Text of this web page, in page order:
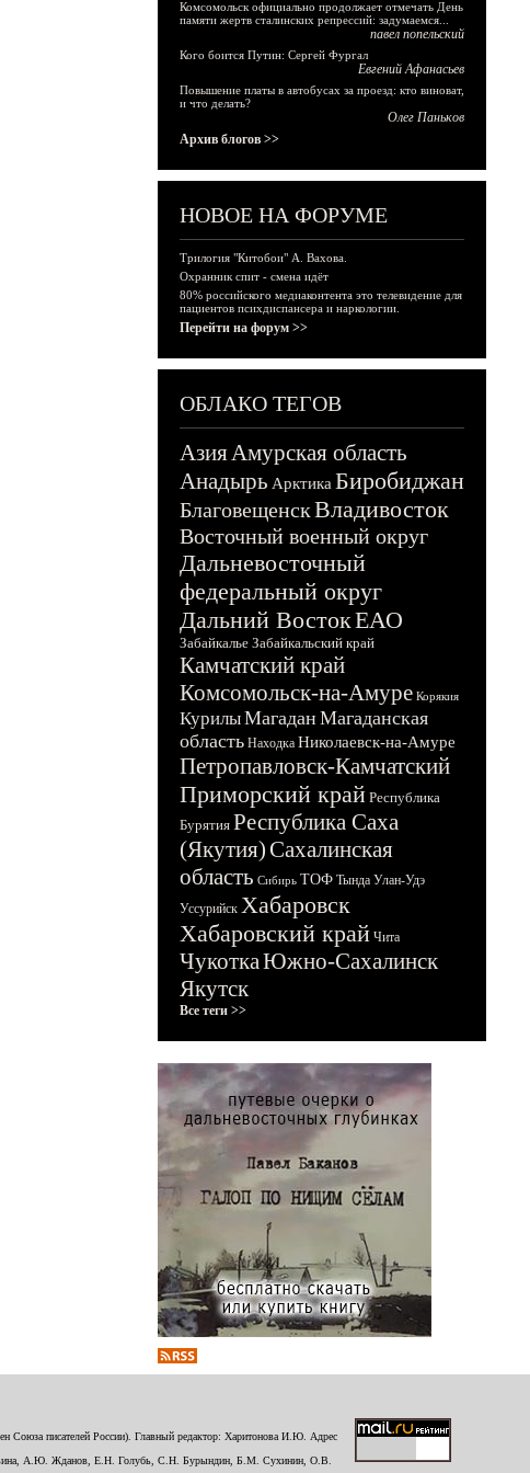
Комсомольск официально продолжает отмечать День
памяти жертв сталинских репрессий: задумаемся...
павел попельский
Кого боится Путин: Сергей Фургал
Евгений Афанасьев
Повышение платы в автобусах за проезд: кто виноват,
и что делать?
Олег Паньков
Архив блогов >>
НОВОЕ НА ФОРУМЕ
Трилогия "Китобои" А. Вахова.
Охранник спит - смена идёт
80% российского медиаконтента это телевидение для
пациентов психдиспансера и наркологии.
Перейти на форум >>
ОБЛАКО ТЕГОВ
АзияАмурская область
Анадырь Арктика Биробиджан
БлаговещенскВладивосток
Восточный военный округ
Дальневосточный
федеральный округ
Дальний ВостокЕАО
Забайкалье Забайкальский край
Камчатский край
Комсомольск-на-Амуре Корякия
КурилыМагадан Магаданская
область Находка Николаевск-на-Амуре
Петропавловск-Камчатский
Приморский край Республика
Бурятия Республика Саха
(Якутия)Сахалинская
область Сибирь ТОФ Тында Улан-Удэ
Уссурийск Хабаровск
Хабаровский край Чита
ЧукоткаЮжно-Сахалинск
Якутск
Все теги >>
Союза писателей России). Главный редактор: Харитонова И.Ю. Адрес
А.Ю. Жданов, Е.Н. Голубь, С.Н. Бурындин, Б.М. Сухинин, О.В.